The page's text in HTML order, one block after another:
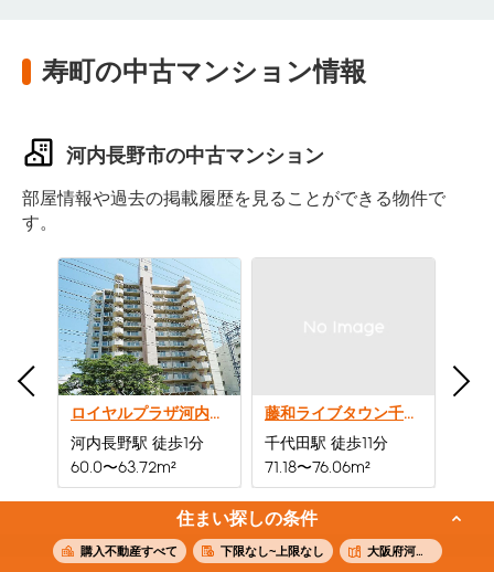
寿町の中古マンション情報
河内長野市の中古マンション
部屋情報や過去の掲載履歴を見ることができる物件で
す。
ロイヤルプラザ河内長野
河内長野駅 徒歩1分
60.0〜63.72m²
藤和ライブタウン千代田
千代田駅 徒歩11分
71.18〜76.06m²
住まい探しの条件
購入不動産すべて 下限なし~上限なし 大阪府河内長野市寿町